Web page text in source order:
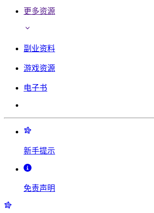
更多资源
副业资料
游戏资源
电子书
新手提示
免责声明